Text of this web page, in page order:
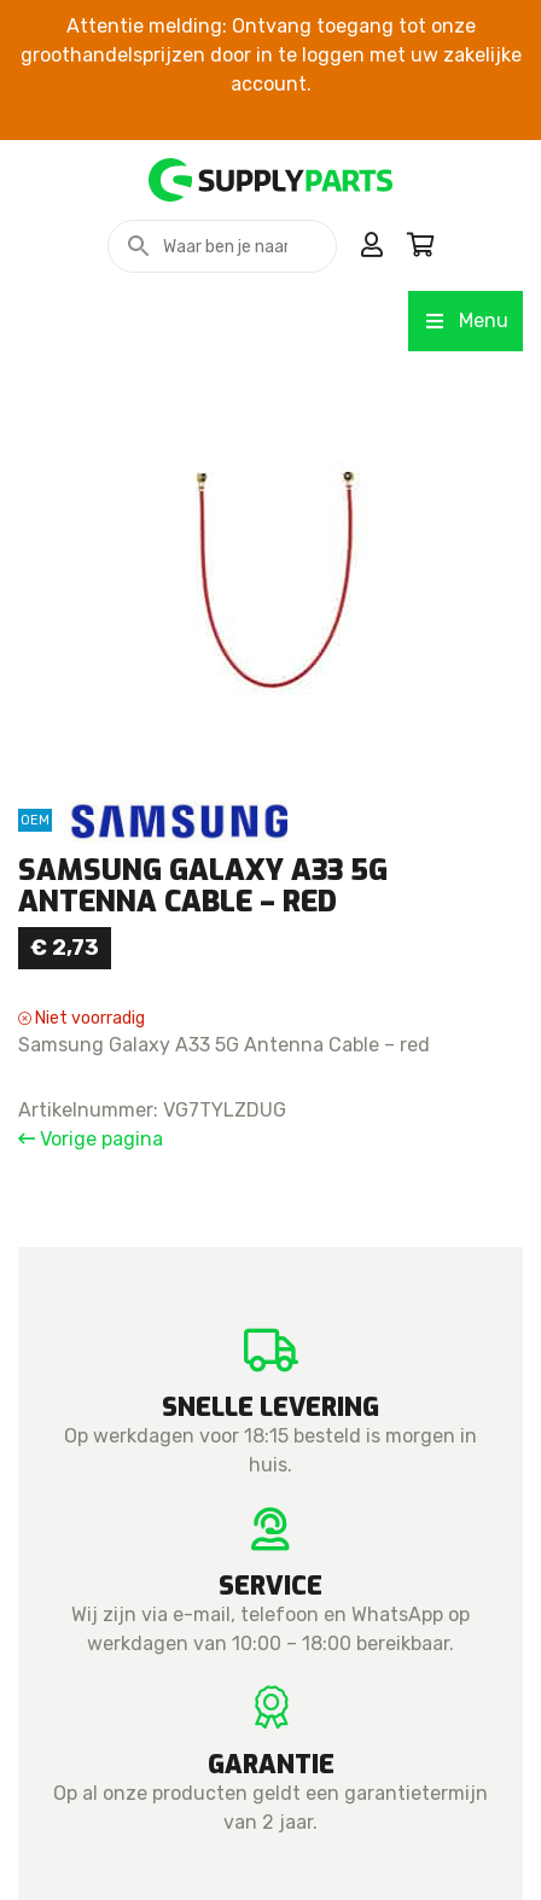
Attentie melding: Ontvang toegang tot onze
groothandelsprijzen door in te loggen met uw zakelijke
account.
Menu
OEM
SAMSUNG GALAXY A33 5G
ANTENNA CABLE – RED
€ 2,73
Niet voorradig
Samsung Galaxy A33 5G Antenna Cable – red
Artikelnummer: VG7TYLZDUG
Vorige pagina
SNELLE LEVERING
Op werkdagen voor 18:15 besteld is morgen in
huis.
SERVICE
Wij zijn via e-mail, telefoon en WhatsApp op
werkdagen van 10:00 – 18:00 bereikbaar.
GARANTIE
Op al onze producten geldt een garantietermijn
van 2 jaar.